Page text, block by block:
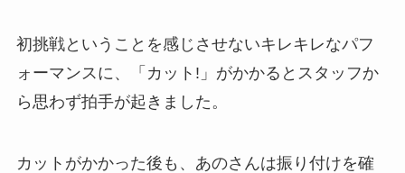
初挑戦ということを感じさせないキレキレなパフ
ォーマンスに、「カット!」がかかるとスタッフか
ら思わず拍手が起きました。
カットがかかった後も、あのさんは振り付けを確